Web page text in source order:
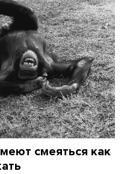
смеяться как